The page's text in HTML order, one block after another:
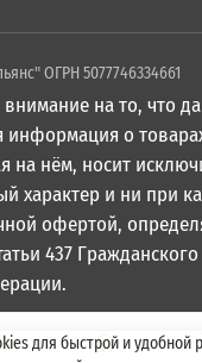
ОГРН 5077746334661
на то, что
информация о
на нём, носит
характер и ни при
офертой,
437
для быстрой и удобной